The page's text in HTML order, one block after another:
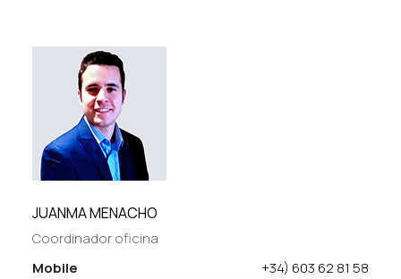
JUANMA MENACHO
Coordinador oficina
Mobile
+34) 603 62 81 58